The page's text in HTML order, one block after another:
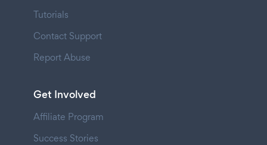
Tutorials
Contact Support
Report Abuse
Get Involved
Affiliate Program
Success Stories